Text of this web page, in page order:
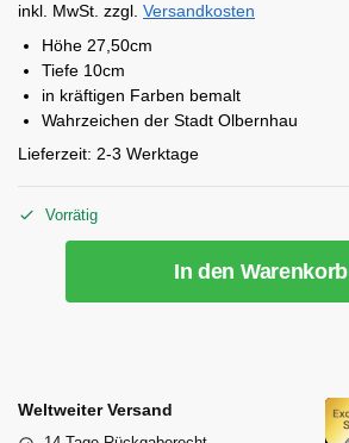
inkl. MwSt. zzgl. Versandkosten
Höhe 27,50cm
Tiefe 10cm
in kräftigen Farben bemalt
Wahrzeichen der Stadt Olbernhau
Lieferzeit: 2-3 Werktage
Vorrätig
In den Warenkorb
Weltweiter Versand